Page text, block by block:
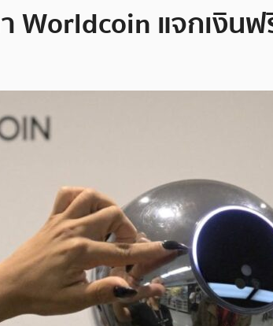
Worldcoin แจกเงินฟ